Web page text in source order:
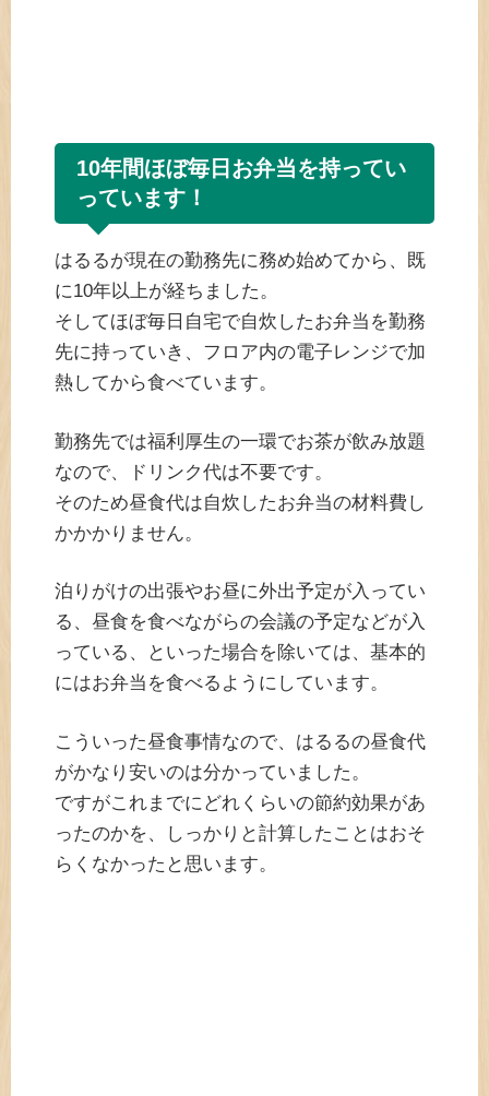
10年間ほぼ毎日お弁当を持ってい
っています！
はるるが現在の勤務先に務め始めてから、既
に10年以上が経ちました。
そしてほぼ毎日自宅で自炊したお弁当を勤務
先に持っていき、フロア内の電子レンジで加
熱してから食べています。
勤務先では福利厚生の一環でお茶が飲み放題
なので、ドリンク代は不要です。
そのため昼食代は自炊したお弁当の材料費し
かかかりません。
泊りがけの出張やお昼に外出予定が入ってい
る、昼食を食べながらの会議の予定などが入
っている、といった場合を除いては、基本的
にはお弁当を食べるようにしています。
こういった昼食事情なので、はるるの昼食代
がかなり安いのは分かっていました。
ですがこれまでにどれくらいの節約効果があ
ったのかを、しっかりと計算したことはおそ
らくなかったと思います。